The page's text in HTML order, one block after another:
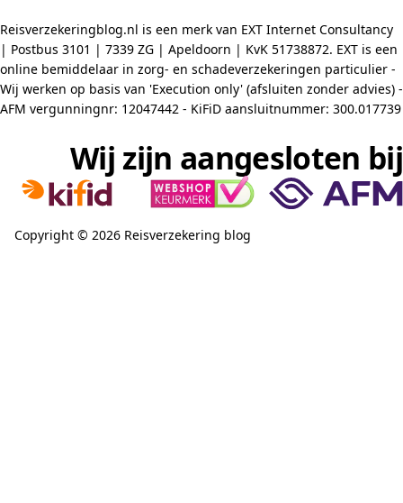
Reisverzekeringblog.nl is een merk van EXT Internet Consultancy
| Postbus 3101 | 7339 ZG | Apeldoorn | KvK 51738872. EXT is een
online bemiddelaar in zorg- en schadeverzekeringen particulier -
Wij werken op basis van 'Execution only' (afsluiten zonder advies) -
AFM vergunningnr: 12047442 - KiFiD aansluitnummer: 300.017739
Wij zijn aangesloten bij
Copyright © 2026 Reisverzekering blog